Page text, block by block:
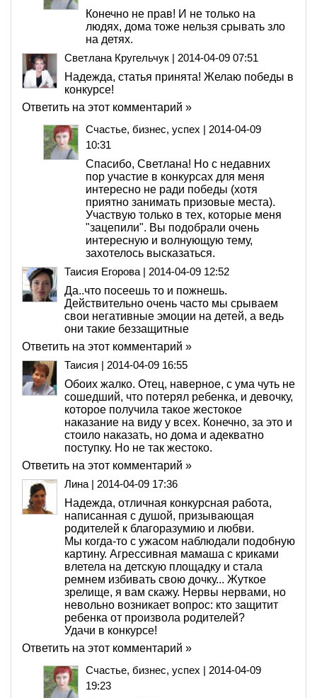
Конечно не прав! И не только на
людях, дома тоже нельзя срывать зло
на детях.
Светлана Кругельчук | 2014-04-09 07:51
Надежда, статья принята! Желаю победы в
конкурсе!
Ответить на этот комментарий »
Счастье, бизнес, успех | 2014-04-09
10:31
Спасибо, Светлана! Но с недавних
пор участие в конкурсах для меня
интересно не ради победы (хотя
приятно занимать призовые места).
Участвую только в тех, которые меня
"зацепили". Вы подобрали очень
интересную и волнующую тему,
захотелось высказаться.
Таисия Егорова | 2014-04-09 12:52
Да..что посеешь то и пожнешь.
Действительно очень часто мы срываем
свои негативные эмоции на детей, а ведь
они такие беззащитные
Ответить на этот комментарий »
Таисия | 2014-04-09 16:55
Обоих жалко. Отец, наверное, с ума чуть не
сошедший, что потерял ребенка, и девочку,
которое получила такое жестокое
наказание на виду у всех. Конечно, за это и
стоило наказать, но дома и адекватно
поступку. Но не так жестоко.
Ответить на этот комментарий »
Лина | 2014-04-09 17:36
Надежда, отличная конкурсная работа,
написанная с душой, призывающая
родителей к благоразумию и любви.
Мы когда-то с ужасом наблюдали подобную
картину. Агрессивная мамаша с криками
влетела на детскую площадку и стала
ремнем избивать свою дочку... Жуткое
зрелище, я вам скажу. Нервы нервами, но
невольно возникает вопрос: кто защитит
ребенка от произвола родителей?
Удачи в конкурсе!
Ответить на этот комментарий »
Счастье, бизнес, успех | 2014-04-09
19:23